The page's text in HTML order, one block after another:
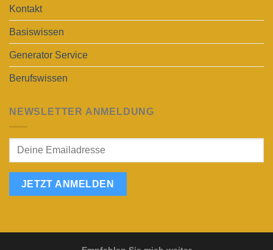
Kontakt
Basiswissen
Generator Service
Berufswissen
NEWSLETTER ANMELDUNG
JETZT ANMELDEN